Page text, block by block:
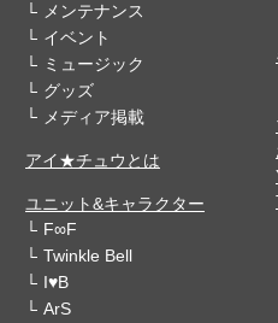
メンテナンス
イベント
ミュージック
グッズ
メディア掲載
アイ★チュウとは
ユニット&キャラクター
F∞F
Twinkle Bell
I♥B
ArS